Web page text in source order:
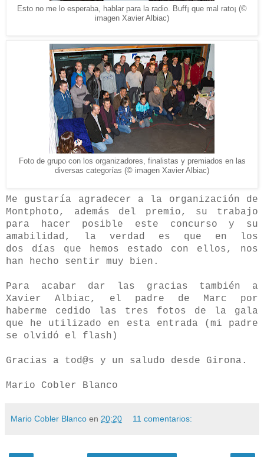
Esto no me lo esperaba, hablar para la radio. Buff¡ que mal rato¡ (©
imagen Xavier Albiac)
Foto de grupo con los organizadores, finalistas y premiados en las
diversas categorías (© imagen Xavier Albiac)
Me gustaría agradecer a la organización de
Montphoto, además del premio, su trabajo
para hacer posible este concurso y su
amabilidad, la verdad es que en los
dos días que hemos estado con ellos, nos
han hecho sentir muy bien.
Para acabar dar las gracias también a
Xavier Albiac, el padre de Marc por
haberme cedido las tres fotos de la gala
que he utilizado en esta entrada (mi padre
se olvidó el flash)
Gracias a tod@s y un saludo desde Girona.
Mario Cobler Blanco
Mario Cobler Blanco en 20:20 11 comentarios: